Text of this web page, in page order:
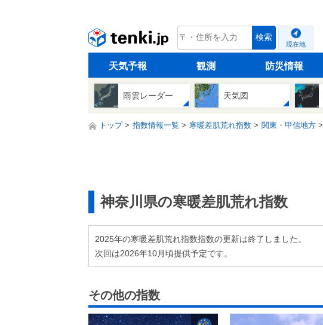
tenki.jp 検索
現在地
天気予報 観測 防災情報
雨雲レーダー 天気図
トップ 指数情報一覧 寒暖差肌荒れ指数 関東・甲信地方
神奈川県の寒暖差肌荒れ指数
2025年の寒暖差肌荒れ指数指数の更新は終了しました。
次回は2026年10月頃提供予定です。
その他の指数